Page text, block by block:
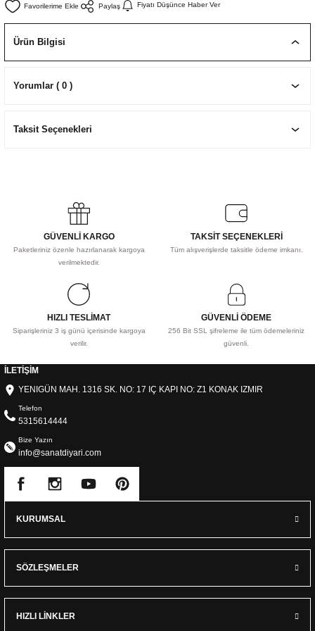
ÇİZİM SETLERİ
Paylaş Fiyatı Düşünce Haber Ver
Ürün Bilgisi
Yorumlar ( 0 )
Taksit Seçenekleri
GÜVENLİ KARGO
Paketleriniz özenle hazırlanarak kargoya
verilmektedir.
TAKSİT SEÇENEKLERİ
Tüm alışverişlerde taksitle ödeme imkanı.
HIZLI TESLİMAT
Siparişleriniz 3 iş günü içerisinde kargoya
verilir.
GÜVENLİ ÖDEME
256 Bit SSL şifreleme ile tüm ödemeleriniz
güvenli.
İLETİŞİM
YENIGÜN MAH. 1316 SK. NO: 17 IÇ KAPI NO: Z1 KONAK IZMIR
Telefon
5315614444
Bize Yazın
info@sanatdiyari.com
KURUMSAL
SÖZLEŞMELER
HIZLI LİNKLER